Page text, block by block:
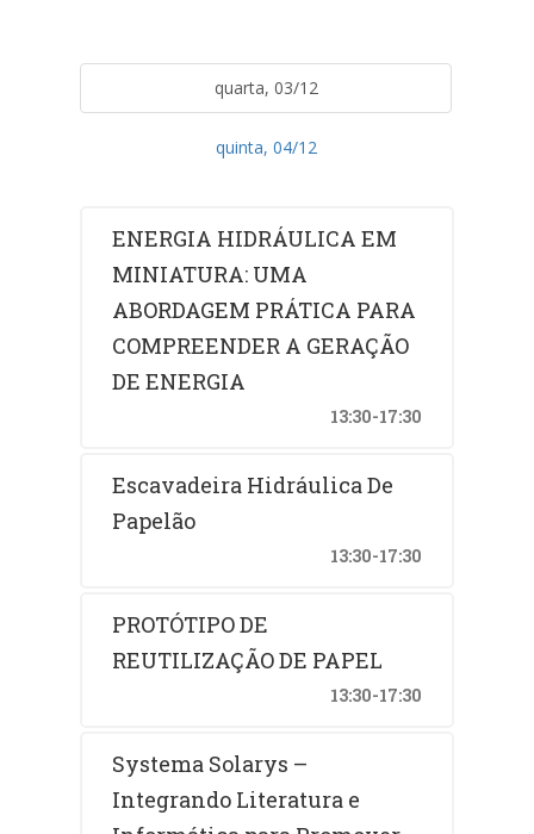
quarta, 03/12
quinta, 04/12
ENERGIA HIDRÁULICA EM
MINIATURA: UMA
ABORDAGEM PRÁTICA PARA
COMPREENDER A GERAÇÃO
DE ENERGIA
13:30-17:30
Escavadeira Hidráulica De
Papelão
13:30-17:30
PROTÓTIPO DE
REUTILIZAÇÃO DE PAPEL
13:30-17:30
Systema Solarys –
Integrando Literatura e